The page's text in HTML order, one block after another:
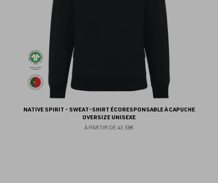
NATIVE SPIRIT - SWEAT-SHIRT ÉCORESPONSABLE À CAPUCHE
OVERSIZE UNISEXE
À PARTIR DE 43.58€